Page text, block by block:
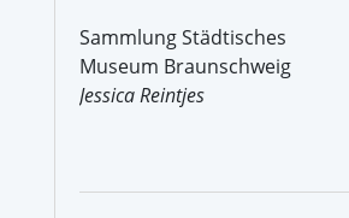
Sammlung Städtisches
Museum Braunschweig
Jessica Reintjes